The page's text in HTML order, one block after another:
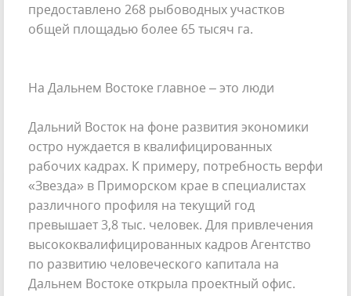
предоставлено 268 рыбоводных участков
общей площадью более 65 тысяч га.
На Дальнем Востоке главное – это люди
Дальний Восток на фоне развития экономики
остро нуждается в квалифицированных
рабочих кадрах. К примеру, потребность верфи
«Звезда» в Приморском крае в специалистах
различного профиля на текущий год
превышает 3,8 тыс. человек. Для привлечения
высококвалифицированных кадров Агентство
по развитию человеческого капитала на
Дальнем Востоке открыла проектный офис.